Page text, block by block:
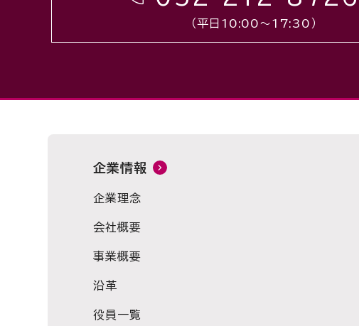
（平日10:00〜17:30）
企業情報
企業理念
会社概要
事業概要
沿革
役員一覧